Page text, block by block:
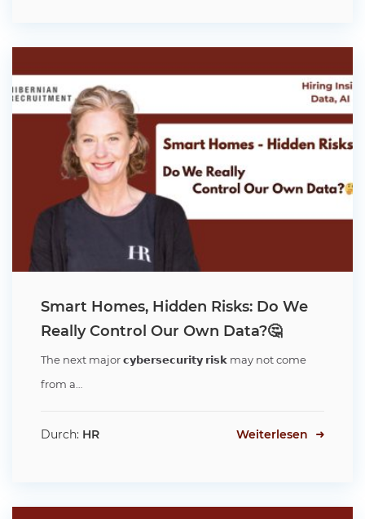
Smart Homes, Hidden Risks: Do We
Really Control Our Own Data?🤔
The next major 𝗰𝘆𝗯𝗲𝗿𝘀𝗲𝗰𝘂𝗿𝗶𝘁𝘆 𝗿𝗶𝘀𝗸 may not come
from a…
Durch: HR Weiterlesen